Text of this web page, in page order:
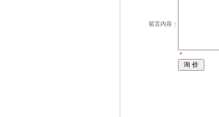
留言内容：
*